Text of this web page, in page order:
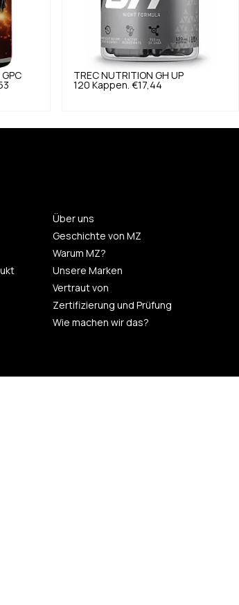
TREC NUTRITION GH UP
120 Kappen. €17,44
Über uns
Geschichte von MZ
Warum MZ?
Unsere Marken
Vertraut von
Zertifizierung und Prüfung
Wie machen wir das?